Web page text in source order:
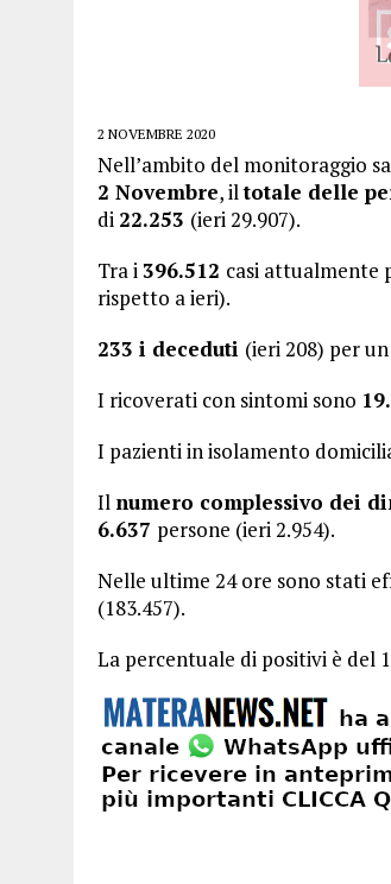
2 NOVEMBRE 2020
Nell’ambito del monitoraggio
2 Novembre, iltotale delle
di 22.253 (ieri 29.907).
Tra i396.512 casi attualmente
rispetto a ieri).
233 i deceduti (ieri 208) per
I ricoverati con sintomi sono
I pazienti in isolamento
Il numero complessivo dei
6.637 persone (ieri 2.954).
Nelle ultime 24 ore sono stati
(183.457).
La percentuale di positivi è del